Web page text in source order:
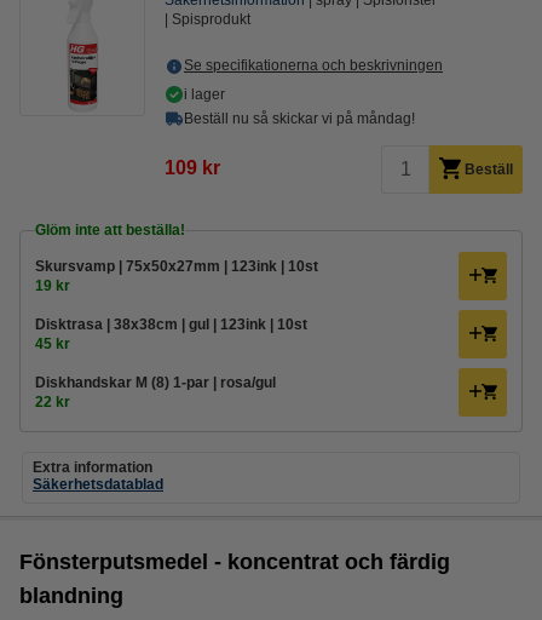
Spisprodukt
Se specifikationerna och beskrivningen
i lager
Beställ nu så skickar vi på måndag!
109 kr Beställ
Glöm inte att beställa!
Skursvamp | 75x50x27mm | 123ink | 10st
19 kr
Disktrasa | 38x38cm | gul | 123ink | 10st
45 kr
Diskhandskar M (8) 1-par | rosa/gul
22 kr
Extra information
Säkerhetsdatablad
Fönsterputsmedel - koncentrat och färdig
blandning